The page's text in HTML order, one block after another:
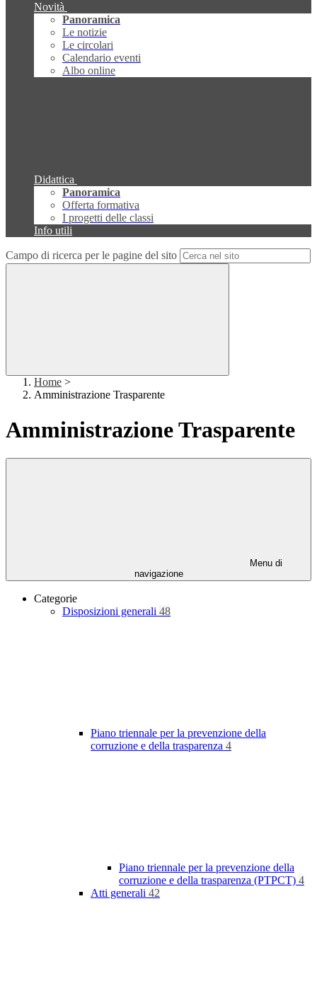
Novità
Panoramica
Le notizie
Le circolari
Calendario eventi
Albo online
Didattica
Panoramica
Offerta formativa
I progetti delle classi
Info utili
Campo di ricerca per le pagine del sito
Home >
Amministrazione Trasparente
Amministrazione Trasparente
Menu di
navigazione
Categorie
Disposizioni generali 48
Piano triennale per la prevenzione della
corruzione e della trasparenza 4
Piano triennale per la prevenzione della
corruzione e della trasparenza (PTPCT) 4
Atti generali 42